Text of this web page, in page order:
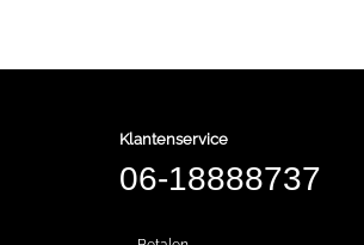
Klantenservice
06-18888737